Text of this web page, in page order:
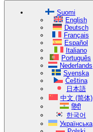
Suomi
English
Deutsch
Français
Español
Italiano
Português
Nederlands
Svenska
Čeština
日本語
中文 (简体)
हिंदी
한국어
Українська